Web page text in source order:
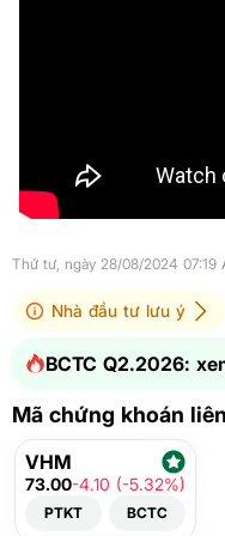
Thứ tư, ngày 28/08/2024 07:19
Nhà đầu tư lưu ý
BCTC Q2.2026:
Mã chứng khoán
VHM
73.00-4.10 (-5.32%)
PTKT BCTC